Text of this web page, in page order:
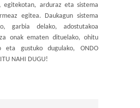
egitekotan, arduraz eta sistema
egitea. Daukagun sistema
garbia delako, adostutakoa
onak ematen dituelako, ohitu
eta gustuko dugulako, ONDO
NAHI DUGU!